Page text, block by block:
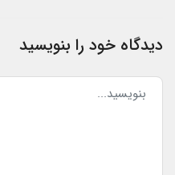
دیدگاه خود را بنویسید